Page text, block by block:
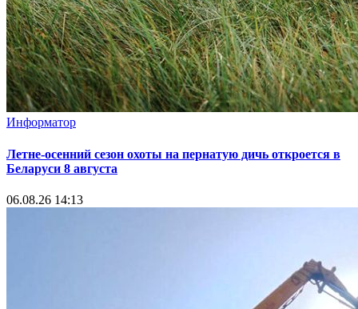
Информатор
Летне-осенний сезон охоты на пернатую дичь откроется в
Беларуси 8 августа
06.08.26 14:13